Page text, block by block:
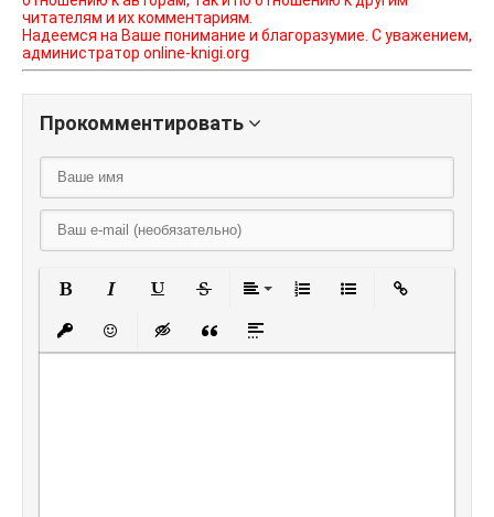
читателям и их комментариям.
Надеемся на Ваше понимание и благоразумие. С уважением,
администратор online-knigi.org
Прокомментировать
Вставить защищенную ссылку
Вставить смайлик
Вставка скрытого текста
Вставка цитаты
Вставка спойлера